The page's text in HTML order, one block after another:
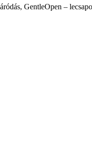
GentleOpen –